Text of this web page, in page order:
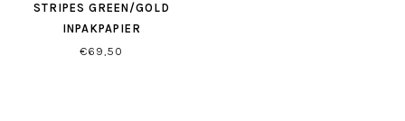
STRIPES GREEN/GOLD
INPAKPAPIER
€69,50